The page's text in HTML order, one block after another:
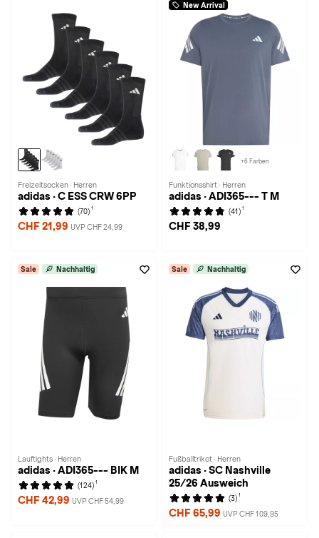
Freizeitsocken · Herren
adidas · C ESS CRW 6PP
(70) 1
CHF 21,99 UVP CHF 24,99
New Arrival
+6 Farben
Funktionsshirt · Herren
adidas · ADI365--- T M
(41) 1
CHF 38,99
Sale Nachhaltig
Lauftights · Herren
adidas · ADI365--- BIK M
(124) 1
CHF 42,99 UVP CHF 54,99
Sale Nachhaltig
Fußballtrikot · Herren
adidas · SC Nashville
25/26 Ausweich
(3) 1
CHF 65,99 UVP CHF 109,95